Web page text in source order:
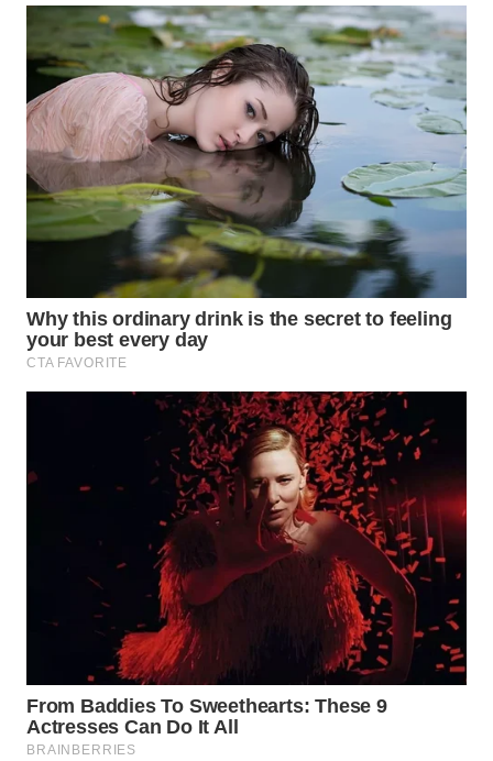
SUKABUMI
WN
PURWAKARTA
WN
PRIANGAN
TIMUR
SEMARANG
WN
SOLO
SURABAYA
NATUNA
WN